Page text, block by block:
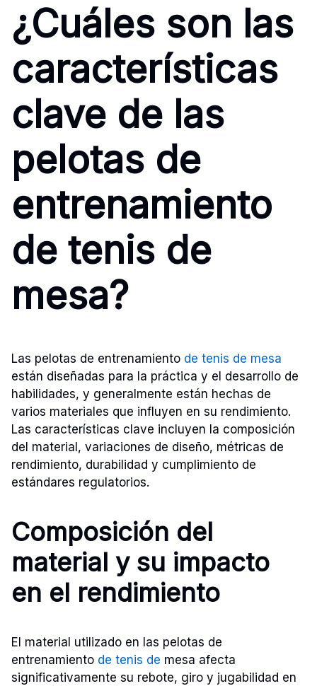
¿Cuáles son las
características
clave de las
pelotas de
entrenamiento
de tenis de
mesa?
Las pelotas de entrenamiento de tenis de mesa
están diseñadas para la práctica y el desarrollo de
habilidades, y generalmente están hechas de
varios materiales que influyen en su rendimiento.
Las características clave incluyen la composición
del material, variaciones de diseño, métricas de
rendimiento, durabilidad y cumplimiento de
estándares regulatorios.
Composición del
material y su impacto
en el rendimiento
El material utilizado en las pelotas de
entrenamiento de tenis de mesa afecta
significativamente su rebote, giro y jugabilidad en